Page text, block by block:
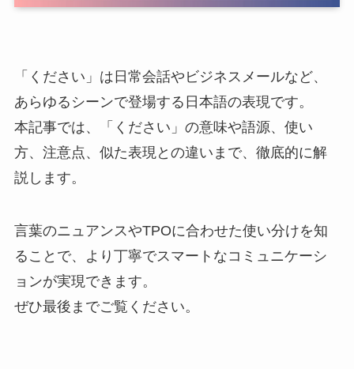
「ください」は日常会話やビジネスメールなど、
あらゆるシーンで登場する日本語の表現です。
本記事では、「ください」の意味や語源、使い
方、注意点、似た表現との違いまで、徹底的に解
説します。
言葉のニュアンスやTPOに合わせた使い分けを知
ることで、より丁寧でスマートなコミュニケーシ
ョンが実現できます。
ぜひ最後までご覧ください。